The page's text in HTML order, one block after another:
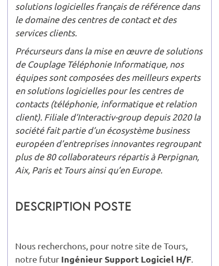
solutions logicielles français de référence dans
le domaine des centres de contact et des
services clients.
Précurseurs dans la mise en œuvre de solutions
de Couplage Téléphonie Informatique, nos
équipes sont composées des meilleurs experts
en solutions logicielles pour les centres de
contacts (téléphonie, informatique et relation
client). Filiale d’Interactiv-group depuis 2020 la
société fait partie d’un écosystème business
européen d’entreprises innovantes regroupant
plus de 80 collaborateurs répartis à Perpignan,
Aix, Paris et Tours ainsi qu’en Europe.
Description poste
Nous recherchons, pour notre site de Tours,
notre futur Ingénieur Support Logiciel H/F